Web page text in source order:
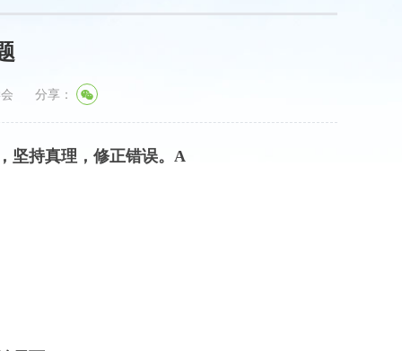
分享：
持真理，修正错误。 A